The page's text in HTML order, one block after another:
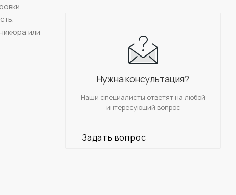
или
Нужна консультация?
Наши специалисты ответят на любой
интересующий вопрос
Задать вопрос